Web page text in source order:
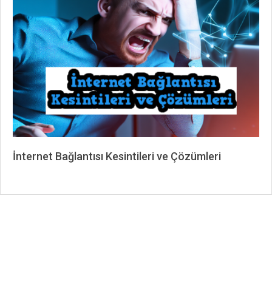
22
İnternet Bağlantısı Kesintileri ve Çözümleri